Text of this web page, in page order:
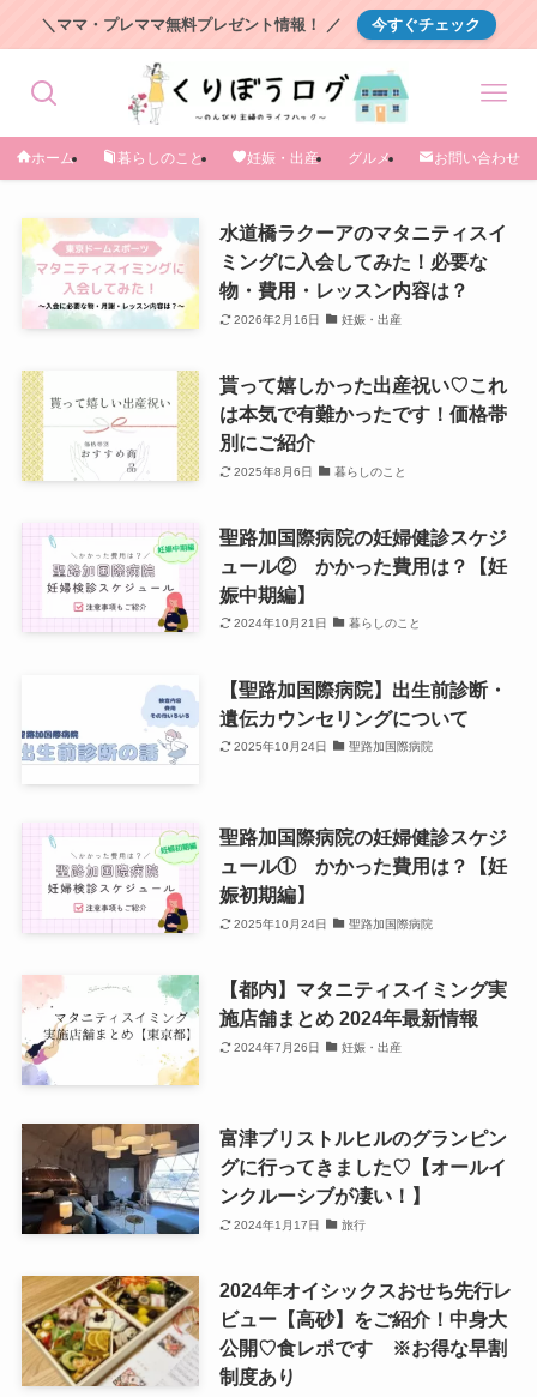
＼ママ・プレママ無料プレゼント情報！ ／ 今すぐチェック
ホーム 暮らしのこと 妊娠・出産 グルメ お問い合わせ
水道橋ラクーアのマタニティスイ
ミングに入会してみた！必要な
物・費用・レッスン内容は？
2026年2月16日 妊娠・出産
貰って嬉しかった出産祝い♡これ
は本気で有難かったです！価格帯
別にご紹介
2025年8月6日 暮らしのこと
聖路加国際病院の妊婦健診スケジ
ュール② かかった費用は？【妊
娠中期編】
2024年10月21日 暮らしのこと
【聖路加国際病院】出生前診断・
遺伝カウンセリングについて
2025年10月24日 聖路加国際病院
聖路加国際病院の妊婦健診スケジ
ュール① かかった費用は？【妊
娠初期編】
2025年10月24日 聖路加国際病院
【都内】マタニティスイミング実
施店舗まとめ 2024年最新情報
2024年7月26日 妊娠・出産
富津ブリストルヒルのグランピン
グに行ってきました♡【オールイ
ンクルーシブが凄い！】
2024年1月17日 旅行
2024年オイシックスおせち先行レ
ビュー【高砂】をご紹介！中身大
公開♡食レポです ※お得な早割
制度あり